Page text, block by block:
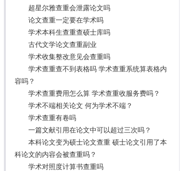
超星尔雅查重会泄露论文吗
论文查重一定要在学术吗
学术本科生查重查硕士库吗
古代文学论文查重副业
学术收集整改意见会查重吗
学术查重查不到表格吗 学术查重系统算表格内
容吗？
学术查重费用怎么算 学术查重收服务费吗？
学术不端相关论文 何为学术不端？
学术查重有卷吗
一篇文献引用在论文中可以超过三次吗？
本科论文变为硕士论文查重 硕士论文引用了本
科论文的内容会被查重吗？
学术对照度计算书查重吗